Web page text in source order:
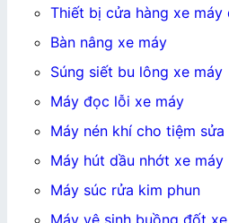
Thiết bị cửa hàng xe máy
Bàn nâng xe máy
Súng siết bu lông xe máy
Máy đọc lỗi xe máy
Máy nén khí cho tiệm sửa
Máy hút dầu nhớt xe máy
Máy súc rửa kim phun
Máy vệ sinh buồng đốt